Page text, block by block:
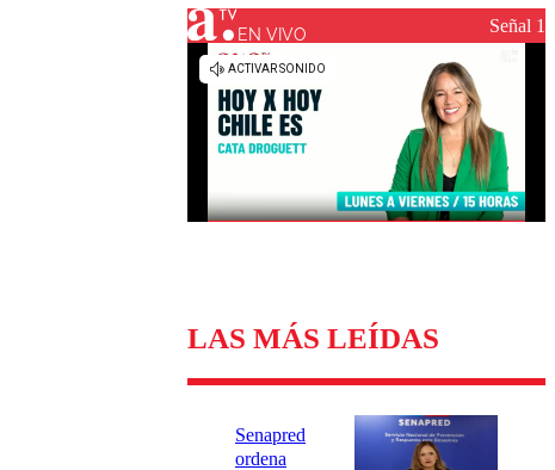
Universidad de Chile
Sustentabilidad
EN VIVO Señal 1
LAS MÁS LEÍDAS
Senapred
ordena